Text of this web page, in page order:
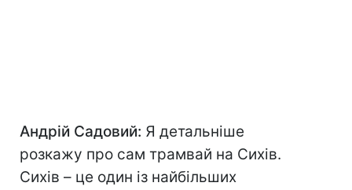
Андрій Садовий: Я детальніше
розкажу про сам трамвай на Сихів.
Сихів – це один із найбільших